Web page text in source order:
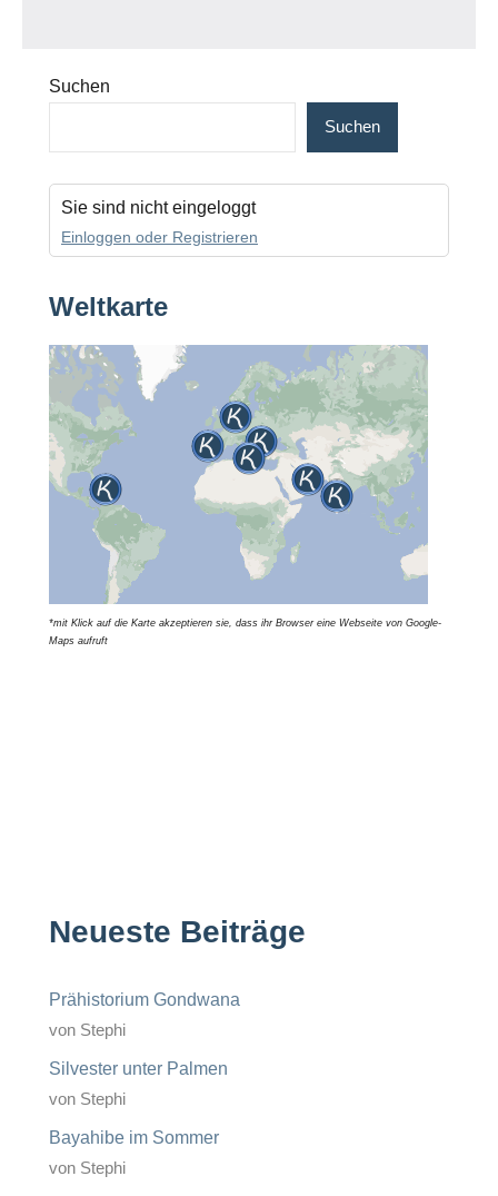
Suchen
Suchen
Sie sind nicht eingeloggt
Einloggen oder Registrieren
Weltkarte
*mit Klick auf die Karte akzeptieren sie, dass ihr Browser eine Webseite von Google-
Maps aufruft
Neueste Beiträge
Prähistorium Gondwana
von Stephi
Silvester unter Palmen
von Stephi
Bayahibe im Sommer
von Stephi